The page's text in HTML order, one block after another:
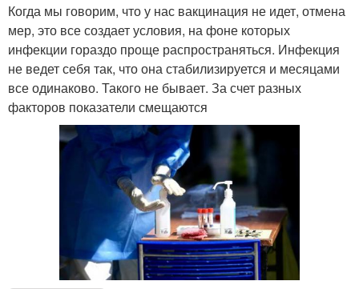
Когда мы говорим, что у нас вакцинация не идет, отмена
мер, это все создает условия, на фоне которых
инфекции гораздо проще распространяться. Инфекция
не ведет себя так, что она стабилизируется и месяцами
все одинаково. Такого не бывает. За счет разных
факторов показатели смещаются